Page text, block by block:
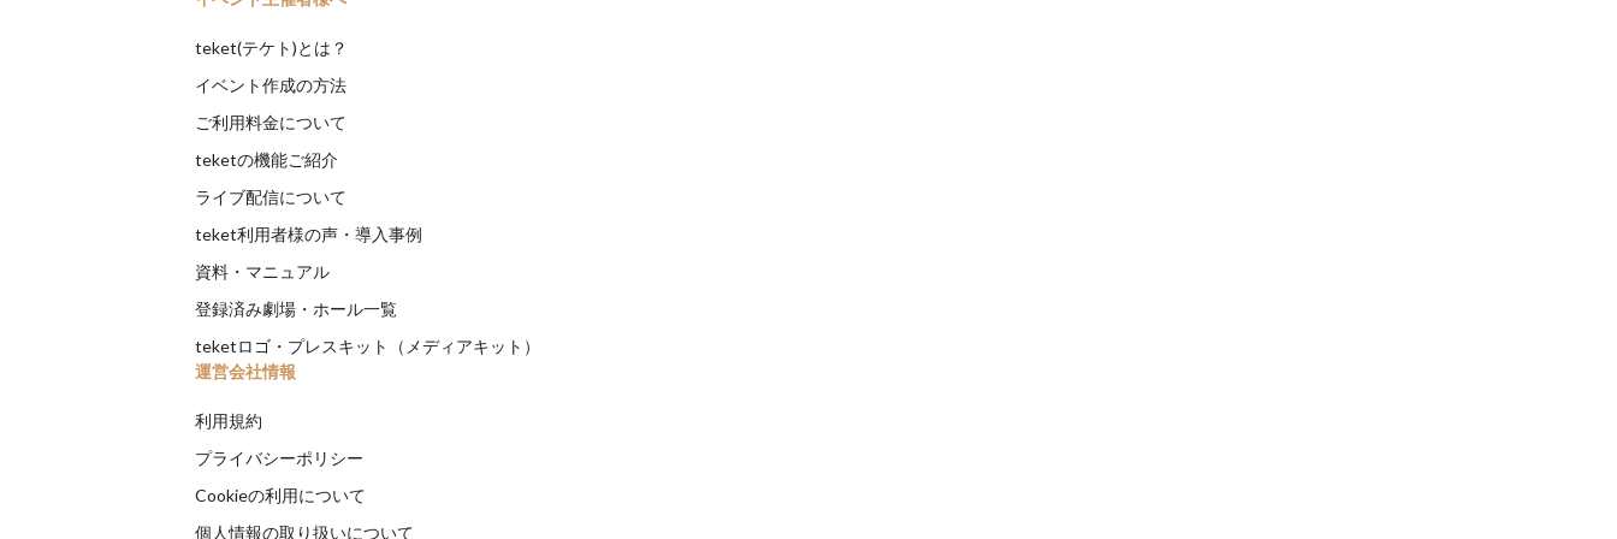
teket(テケト)とは？
イベント作成の方法
ご利用料金について
teketの機能ご紹介
ライブ配信について
teket利用者様の声・導入事例
資料・マニュアル
登録済み劇場・ホール一覧
teketロゴ・プレスキット（メディアキット）
運営会社情報
利用規約
プライバシーポリシー
Cookieの利用について
個人情報の取り扱いについて